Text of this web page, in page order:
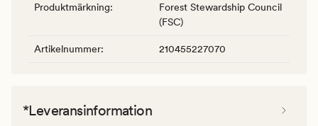
Produktmärkning:
Forest Stewardship Council
(FSC)
Artikelnummer: 210455227070
*Leveransinformation